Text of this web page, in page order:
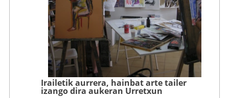
Irailetik aurrera, hainbat arte tailer
izango dira aukeran Urretxun